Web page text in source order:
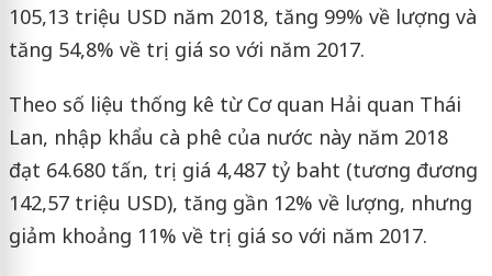
105,13 triệu USD năm 2018, tăng 99% về lượng và
tăng 54,8% về trị giá so với năm 2017.
Theo số liệu thống kê từ Cơ quan Hải quan Thái
Lan, nhập khẩu cà phê của nước này năm 2018
đạt 64.680 tấn, trị giá 4,487 tỷ baht (tương đương
142,57 triệu USD), tăng gần 12% về lượng, nhưng
giảm khoảng 11% về trị giá so với năm 2017.